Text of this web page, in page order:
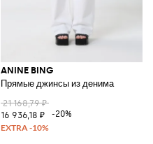
ANINE BING
Прямые джинсы из денима
21 168,79 ₽
16 936,18 ₽
-20%